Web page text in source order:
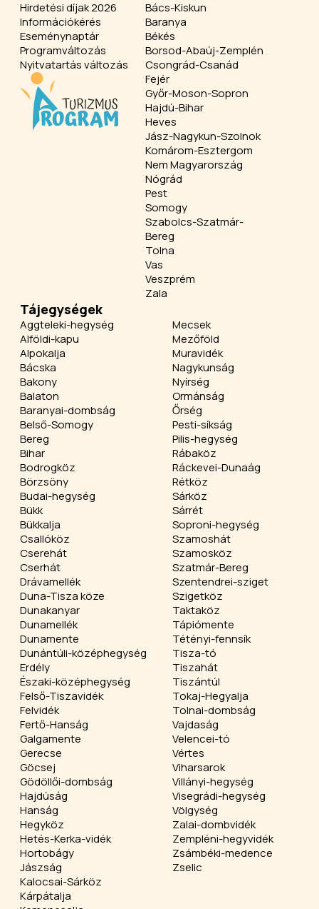
Hirdetési díjak 2026
Információkérés
Eseménynaptár
Programváltozás
Nyitvatartás változás
Bács-Kiskun
Baranya
Békés
Borsod-Abaúj-Zemplén
Csongrád-Csanád
Fejér
Győr-Moson-Sopron
Hajdú-Bihar
Heves
Jász-Nagykun-Szolnok
Komárom-Esztergom
Nem Magyarország
Nógrád
Pest
Somogy
Szabolcs-Szatmár-
Bereg
Tolna
Vas
Veszprém
Zala
Tájegységek
Aggteleki-hegység
Alföldi-kapu
Alpokalja
Bácska
Bakony
Balaton
Baranyai-dombság
Belső-Somogy
Bereg
Bihar
Bodrogköz
Börzsöny
Budai-hegység
Bükk
Bükkalja
Csallóköz
Cserehát
Cserhát
Drávamellék
Duna-Tisza köze
Dunakanyar
Dunamellék
Dunamente
Dunántúli-középhegység
Erdély
Északi-középhegység
Felső-Tiszavidék
Felvidék
Fertő-Hanság
Galgamente
Gerecse
Göcsej
Gödöllői-dombság
Hajdúság
Hanság
Hegyköz
Hetés-Kerka-vidék
Hortobágy
Jászság
Kalocsai-Sárköz
Kárpátalja
Mecsek
Mezőföld
Muravidék
Nagykunság
Nyírség
Ormánság
Őrség
Pesti-síkság
Pilis-hegység
Rábaköz
Ráckevei-Dunaág
Rétköz
Sárköz
Sárrét
Soproni-hegység
Szamoshát
Szamosköz
Szatmár-Bereg
Szentendrei-sziget
Szigetköz
Taktaköz
Tápiómente
Tétényi-fennsík
Tisza-tó
Tiszahát
Tiszántúl
Tokaj-Hegyalja
Tolnai-dombság
Vajdaság
Velencei-tó
Vértes
Viharsarok
Villányi-hegység
Visegrádi-hegység
Völgység
Zalai-dombvidék
Zempléni-hegyvidék
Zsámbéki-medence
Zselic